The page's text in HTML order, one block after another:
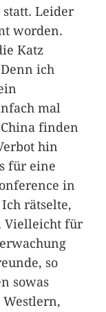
Leider
worden.
Katz
ich
mal
finden
hin
für eine
in
rätselte,
Vielleicht für
so
sowas